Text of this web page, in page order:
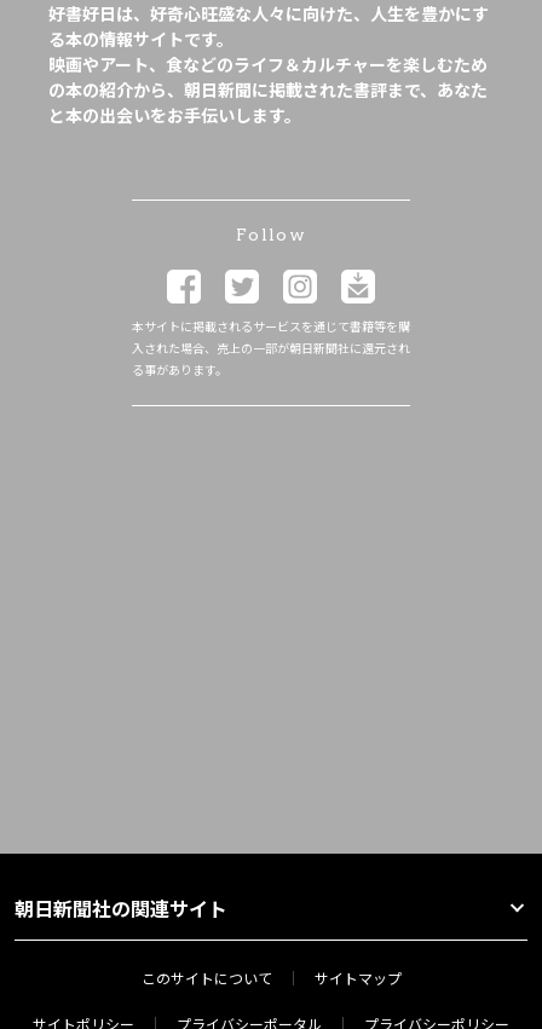
好書好日は、好奇心旺盛な人々に向けた、人生を豊かにす
る本の情報サイトです。
映画やアート、食などのライフ＆カルチャーを楽しむため
の本の紹介から、朝日新聞に掲載された書評まで、あなた
と本の出会いをお手伝いします。
Follow
本サイトに掲載されるサービスを通じて書籍等を購
入された場合、売上の一部が朝日新聞社に還元され
る事があります。
朝日新聞社の関連サイト
このサイトについて サイトマップ
サイトポリシー プライバシーポータル プライバシーポリシー